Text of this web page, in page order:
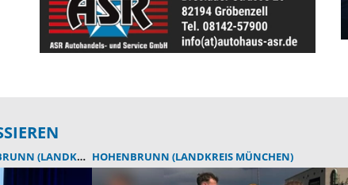
(LANDKREIS MÜNCHEN) HOHENBRUNN (LANDKREIS MÜNCHEN)